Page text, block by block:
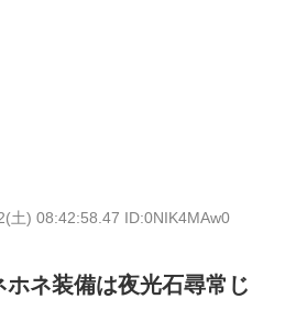
土) 08:42:58.47 ID:0NIK4MAw0
ネ装備は夜光石尋常じ